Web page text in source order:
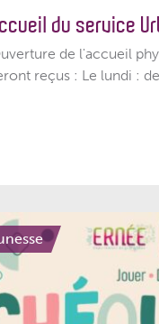
du service
de l'accueil
reçus : Le lundi :